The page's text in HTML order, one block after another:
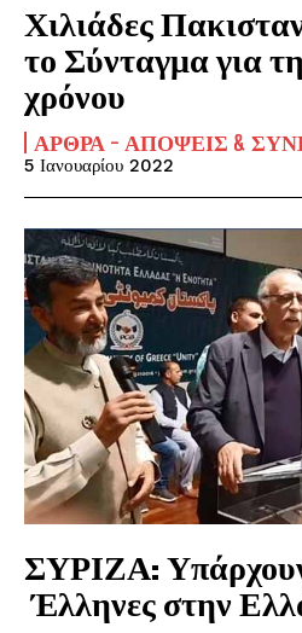
Χιλιάδες
το Σύνταγμα για
χρόνου
ΆΡΘΡΑ - ΑΠΌΨΕΙΣ &
5 Ιανουαρίου 2022
ΣΥΡΙΖΑ:
Έλληνες στην